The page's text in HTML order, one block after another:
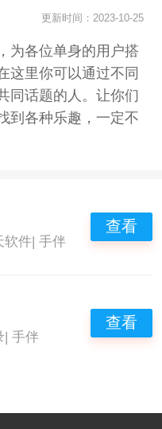
更新时间：2023-10-25
为各位单身的用户搭
这里你可以通过不同
同话题的人。让你们
到各种乐趣，一定不
软件|手伴
查看
|手伴
查看